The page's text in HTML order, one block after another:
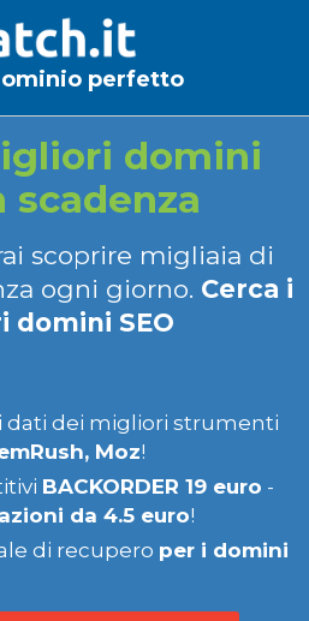
perfetto
domini
scadenza
scoprire migliaia di
ogni giorno. Cerca i
domini SEO
dati dei migliori strumenti
Moz!
BACKORDER 19 euro -
da 4.5 euro!
di recupero per i domini